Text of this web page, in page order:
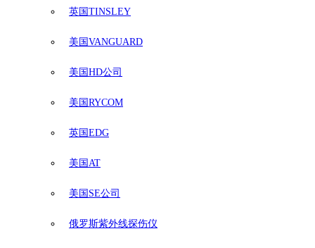
英国TINSLEY
美国VANGUARD
美国HD公司
美国RYCOM
英国EDG
美国AT
美国SE公司
俄罗斯紫外线探伤仪